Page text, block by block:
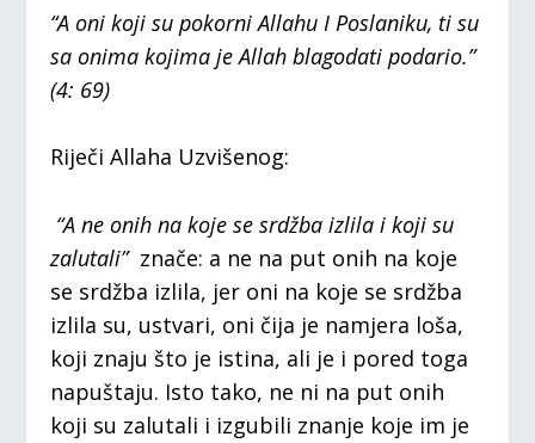
“A oni koji su pokorni Allahu I Poslaniku, ti su
sa onima kojima je Allah blagodati podario.”
(4: 69)
Riječi Allaha Uzvišenog:
“A ne onih na koje se srdžba izlila i koji su
zalutali”znače: a ne na put onih na koje
se srdžba izlila, jer oni na koje se srdžba
izlila su, ustvari, oni čija je namjera loša,
koji znaju što je istina, ali je i pored toga
napuštaju. Isto tako, ne ni na put onih
koji su zalutali i izgubili znanje koje im je